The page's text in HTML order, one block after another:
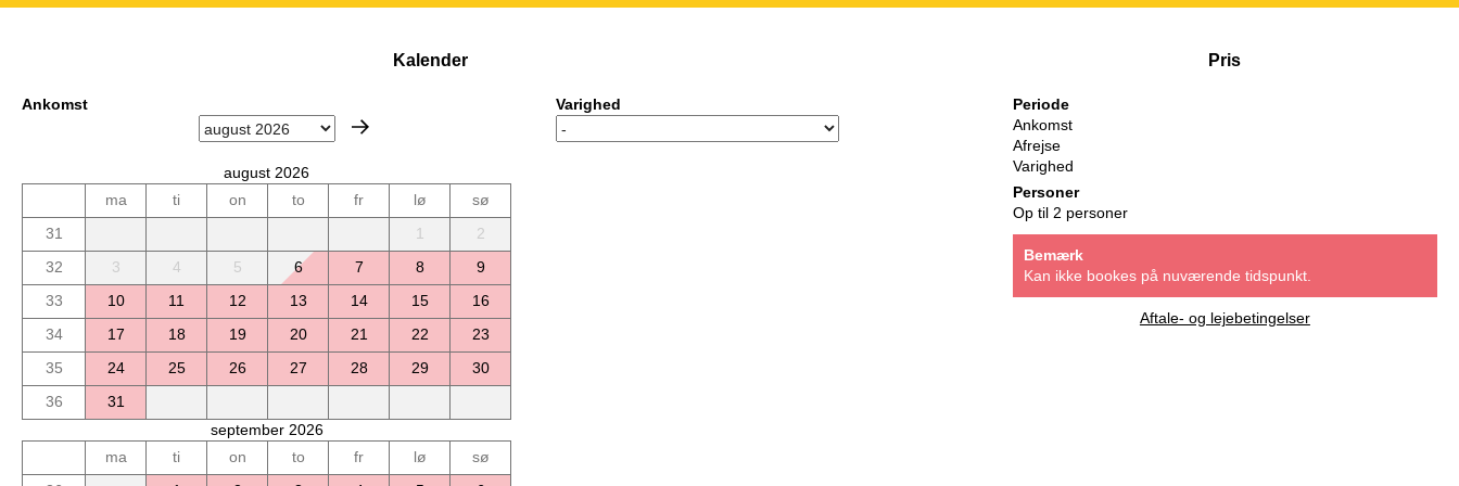
Kalender
Ankomst
august 2026
ma
ti on to fr lø
sø
31
1
2
32
3 4 5 6 7 8
9
33
10 11 12 13 14 15
16
34
17 18 19 20 21 22
23
35
24 25 26 27 28 29
30
36
31
september 2026
ma
ti on to fr lø
sø
Varighed
Pris
Periode
Ankomst
Afrejse
Varighed
Personer
Op til 2 personer
Bemærk
Kan ikke bookes på nuværende tidspunkt.
Aftale- og lejebetingelser